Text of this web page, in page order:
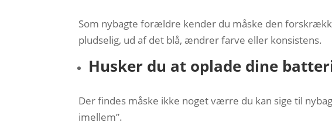
Som nybagte forældre kender du måske den
pludselig, ud af det blå, ændrer farve eller konsistens.
Husker du at oplade dine
Der findes måske ikke noget værre du kan sige til
imellem”.